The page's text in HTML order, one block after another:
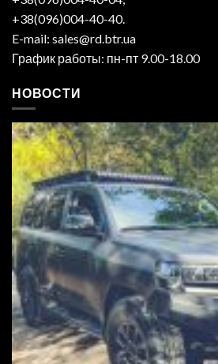
+38(096)004-40-40.
E-mail: sales@rd.btr.ua
График работы: пн-пт 9.00-18.00
НОВОСТИ